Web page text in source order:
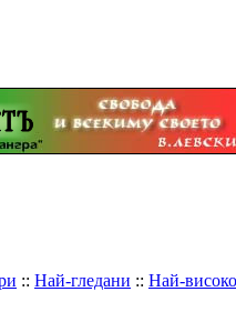
:: Най-гледани :: Най-